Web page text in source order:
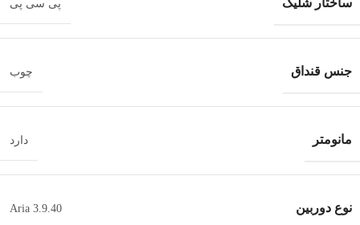
ساختار شلیک پی سی پی
جنس قنداق چوب
مانومتر دارد
نوع دوربین Aria 3.9.40